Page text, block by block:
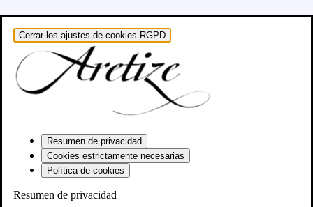
Cerrar los ajustes de cookies RGPD
Resumen de privacidad
Cookies estrictamente necesarias
Política de cookies
Resumen de privacidad